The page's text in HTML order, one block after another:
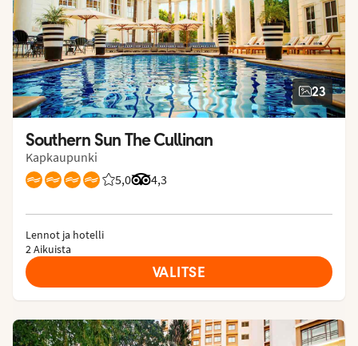
23
Southern Sun The Cullinan
Kapkaupunki
5,0
Asiakkaidemme arviot: 5/5
4,3
Arvostelut Tripadvisorista: 4.3 of 5
Lennot ja hotelli
2 Aikuista
VALITSE